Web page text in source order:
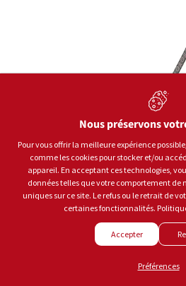
Bâton Code Photon 1 Junior
Nous préservons
Pour vous offrir la meilleure expérience
comme les cookies pour stocker et/ou
appareil. En acceptant ces technologies,
données telles que votre comportement
uniques sur ce site. Le refus ou le retrait de
certaines fonctionnalités.
Accepter
Préférences